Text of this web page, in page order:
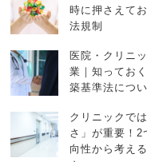
時に押さえて
法規制
医院・クリニ
業｜知ってお
築基準法につ
クリニックで
さ」が重要！2
向性から考え